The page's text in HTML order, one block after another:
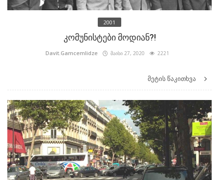
2001
კომუნისტები მოდიან?!
Davit.Gamcemlidze მაისი 27, 2020 2221
მეტის წაკითხვა